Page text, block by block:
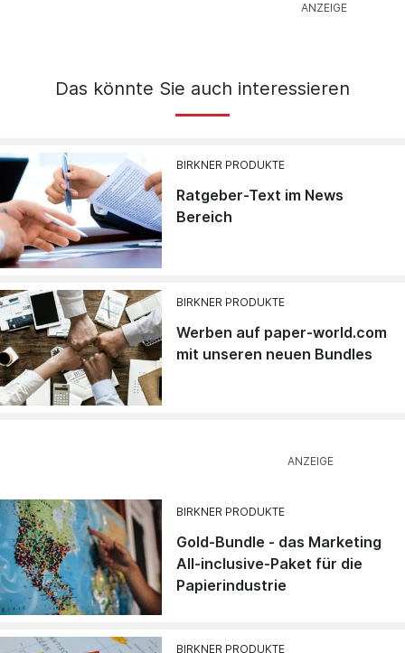
Das könnte Sie auch interessieren
BIRKNER PRODUKTE
Ratgeber-Text im News
Bereich
BIRKNER PRODUKTE
Werben auf paper-world.com
mit unseren neuen Bundles
BIRKNER PRODUKTE
Gold-Bundle - das Marketing
All-inclusive-Paket für die
Papierindustrie
BIRKNER PRODUKTE